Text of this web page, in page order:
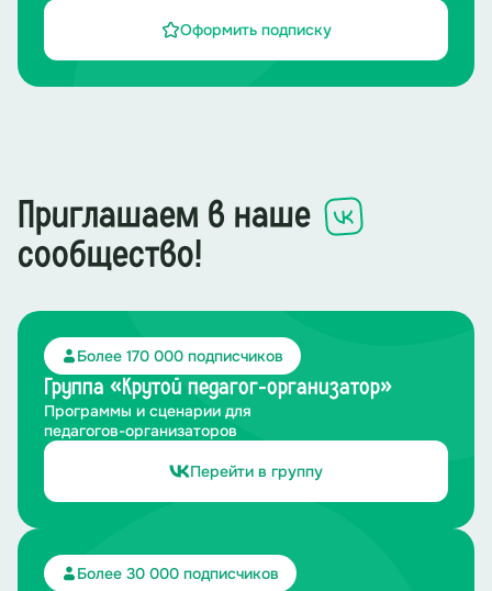
Оформить подписку
Приглашаем в наше
сообщество!
Более 170 000 подписчиков
Группа «Крутой педагог-организатор»
Программы и сценарии для
педагогов-организаторов
Перейти в группу
Более 30 000 подписчиков